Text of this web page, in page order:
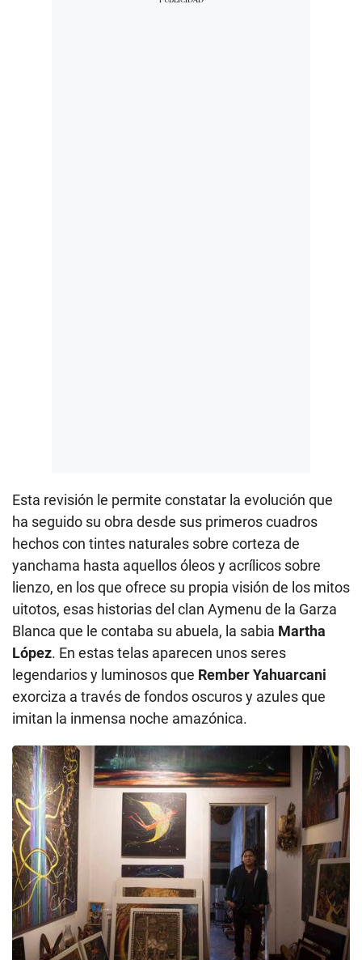
Esta revisión le permite constatar la evolución que
ha seguido su obra desde sus primeros cuadros
hechos con tintes naturales sobre corteza de
yanchama hasta aquellos óleos y acrílicos sobre
lienzo, en los que ofrece su propia visión de los mitos
uitotos, esas historias del clan Aymenu de la Garza
Blanca que le contaba su abuela, la sabia Martha
López. En estas telas aparecen unos seres
legendarios y luminosos que Rember Yahuarcani
exorciza a través de fondos oscuros y azules que
imitan la inmensa noche amazónica.